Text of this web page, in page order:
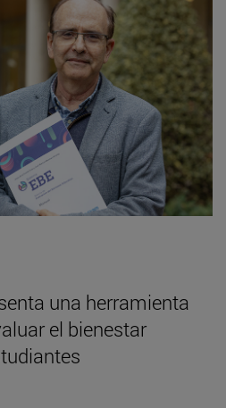
una herramienta
el bienestar